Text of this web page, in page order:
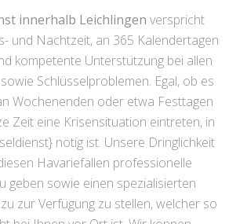
innerhalb Leichlingen verspricht
und Nachtzeit, an 365 Kalendertagen
kompetente Unterstützung bei allen
Schlüsselproblemen. Egal, ob es
Wochenenden oder etwa Festtagen
Zeit eine Krisensituation eintreten, in
nötig ist. Unsere Dringlichkeit
Havariefällen professionelle
geben sowie einen spezialisierten
zur Verfügung zu stellen, welcher so